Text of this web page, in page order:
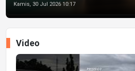
Kamis, 30 Jul 2026 10:17
Video